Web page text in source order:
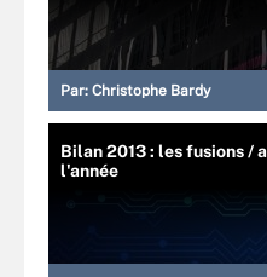
Par: Christophe Bardy
Bilan 2013 : les fusions /
l'année